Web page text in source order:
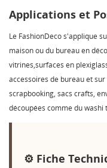
Applications et
Le FashionDeco s'applique
maison ou du bureau en
vitrines,surfaces en
accessoires de bureau et
scrapbooking, sacs crafts,
découpées comme du washi
⚙️ Fiche